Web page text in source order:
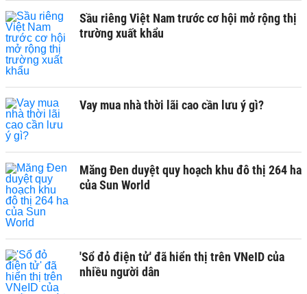
Sầu riêng Việt Nam trước cơ hội mở rộng thị
trường xuất khẩu
Vay mua nhà thời lãi cao cần lưu ý gì?
Măng Đen duyệt quy hoạch khu đô thị 264 ha
của Sun World
'Sổ đỏ điện tử' đã hiển thị trên VNeID của
nhiều người dân